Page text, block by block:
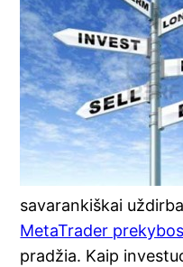
savarankiškai
MetaTrader
pradžia. Kaip